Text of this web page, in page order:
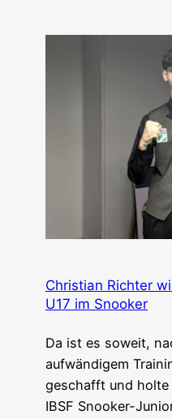
Christian Richter
U17 im Snooker
Da ist es soweit,
aufwändigem
geschafft und holte
IBSF Snooker-